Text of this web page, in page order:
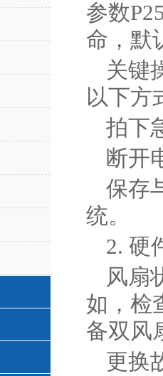
参数
命，默
关键
以下方
拍下
断开
保存
统‌。
2. ‌硬
风扇
如，检
备双风
更换